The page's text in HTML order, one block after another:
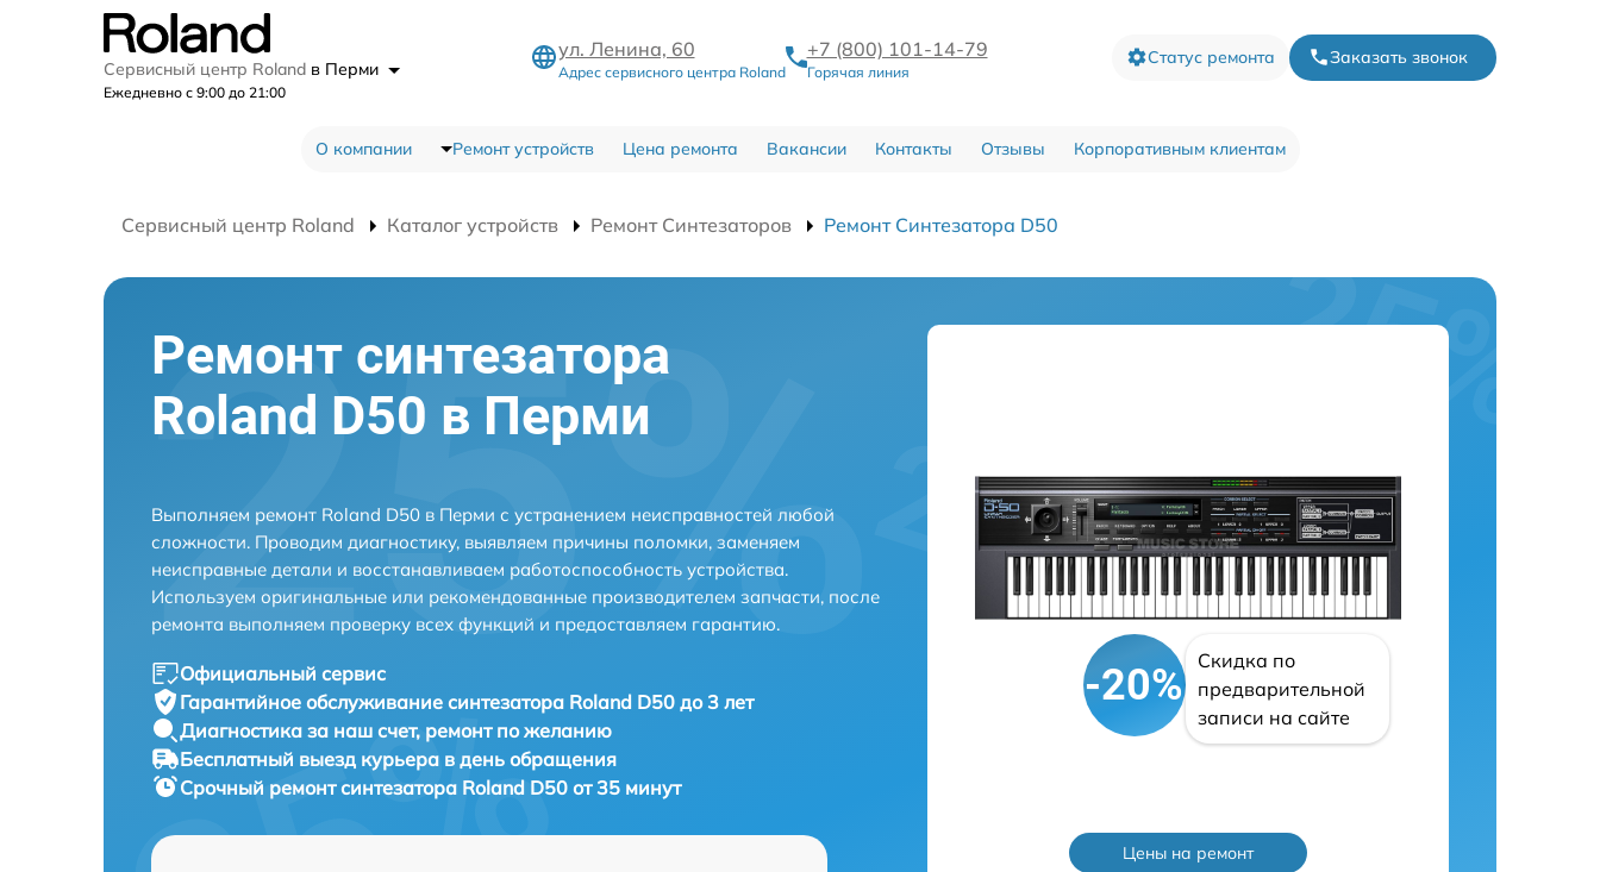
Сервисный центр Roland в Перми
Ежедневно с 9:00 до 21:00
ул. Ленина, 60
Адрес сервисного центра Roland
+7 (800) 101-14-79
Горячая линия
Статус ремонта Заказать звонок
О компании Ремонт устройств Цена ремонта Вакансии Контакты Отзывы Корпоративным клиентам
Сервисный центр Roland Каталог устройств Ремонт Синтезаторов Ремонт Синтезатора D50
Ремонт синтезатора
Roland D50 в Перми
Выполняем ремонт Roland D50 в Перми с устранением неисправностей любой
сложности. Проводим диагностику, выявляем причины поломки, заменяем
неисправные детали и восстанавливаем работоспособность устройства.
Используем оригинальные или рекомендованные производителем запчасти, после
ремонта выполняем проверку всех функций и предоставляем гарантию.
Официальный сервис
Гарантийное обслуживание синтезатора Roland D50 до 3 лет
Диагностика за наш счет, ремонт по желанию
Бесплатный выезд курьера в день обращения
Срочный ремонтсинтезатора Roland D50 от 35 минут
-20%
Скидка по
предварительной
записи на сайте
Цены на ремонт